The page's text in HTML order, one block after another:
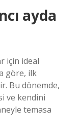
ayda
için ideal
göre, ilk
Bu dönemde,
ve kendini
temasa